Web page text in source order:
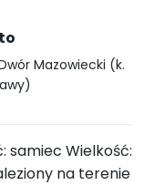
Mazowiecki (k.
samiec Wielkość:
na terenie